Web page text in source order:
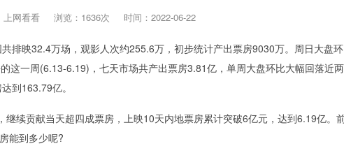
上网看看 浏览：1636次 时间：2022-06-22
映32.4万场，观影人次约255.6万，初步统计产出票房9030万。周日大盘
这一周(6.13-6.19)，七天市场共产出票房3.81亿，单周大盘环比大幅回落近
到163.79亿。
续贡献当天超四成票房，上映10天内地票房累计突破6亿元，达到6.19亿。
能到多少呢?